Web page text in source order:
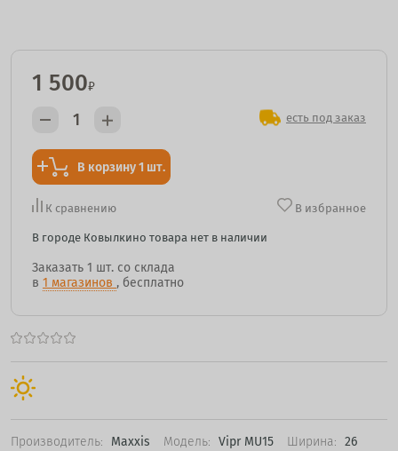
Производитель: Maxxis Модель: Vipr MU15 Ширина: 26
1 500₽
есть под заказ
В корзину 1 шт.
К сравнению В избранное
В городе Ковылкино товара нет в наличии
Заказать 1 шт. со склада
в 1 магазинов , бесплатно